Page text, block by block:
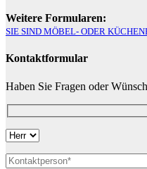
Weitere Formularen:
SIE SIND MÖBEL- ODER
Kontaktformular
Haben Sie Fragen oder